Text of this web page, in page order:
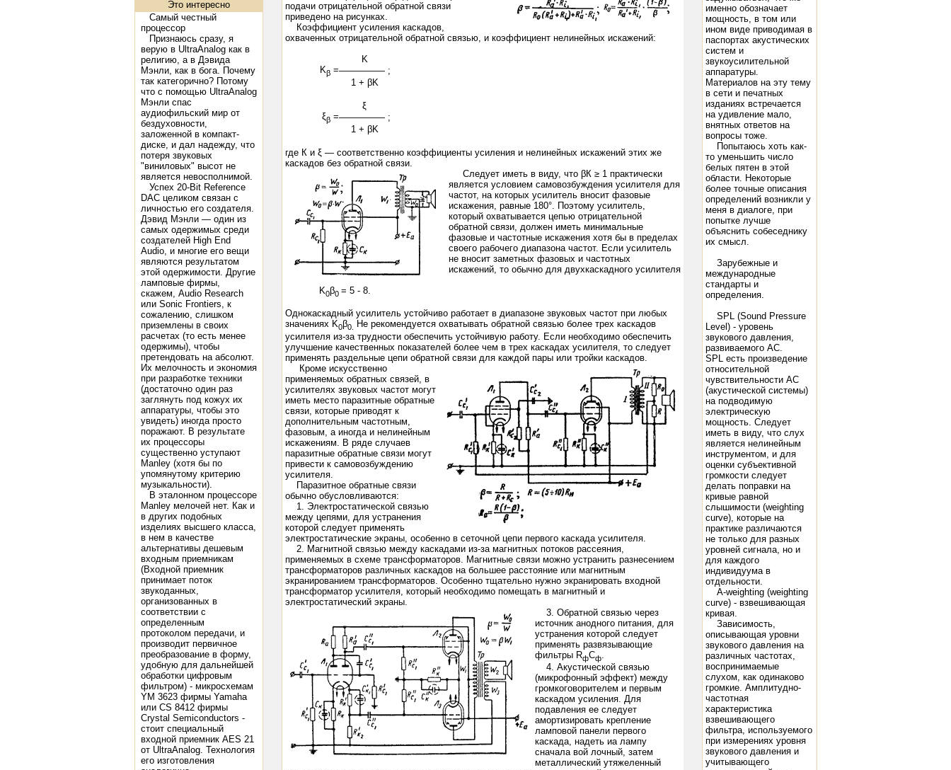
Это интересно
Самый честный
процессор
Признаюсь сразу, я
верую в UltraAnalog как в
религию, а в Дэвида
Мэнли, как в бога. Почему
так категорично? Потому
что с помощью UltraAnalog
Мэнли спас
аудиофильский мир от
бездуховности,
заложенной в компакт-
диске, и дал надежду, что
потеря звуковых
"виниловых" высот не
является невосполнимой.
Успех 20-Bit Reference
DAC целиком связан с
личностью его создателя.
Дэвид Мэнли — один из
самых одержимых среди
создателей High End
Audio, и многие его вещи
являются результатом
этой одержимости. Другие
ламповые фирмы,
скажем, Audio Research
или Sonic Frontiers, к
сожалению, слишком
приземлены в своих
расчетах (то есть менее
одержимы), чтобы
претендовать на абсолют.
Их мелочность и экономия
при разработке техники
(достаточно один раз
заглянуть под кожух их
аппаратуры, чтобы это
увидеть) иногда просто
поражают. В результате
их процессоры
существенно уступают
Manley (хотя бы по
упомянутому критерию
музыкальности).
В эталонном процессоре
Manley мелочей нет. Как и
в других подобных
изделиях высшего класса,
в нем в качестве
альтернативы дешевым
входным приемникам
(Входной приемник
принимает поток
звукоданных,
организованных в
соответствии с
определенным
протоколом передачи, и
производит первичное
преобразование в форму,
удобную для дальнейшей
обработки цифровым
фильтром) - микросхемам
YM 3623 фирмы Yamaha
или CS 8412 фирмы
Crystal Semiconductors -
стоит специальный
входной приемник AES 21
от UltraAnalog. Технология
его изготовления
подачи отрицательной обратной связи
приведено на рисунках.
Коэффициент усиления каскадов,
охваченных отрицательной обратной связью, и коэффициент нелинейных искажений:
K
Kβ=————— ;
1 + βK
ξ
ξβ=————— ;
1 + βK
где К и ξ — соответственно коэффициенты усиления и нелинейных искажений этих же
каскадов без обратной связи.
Следует иметь в виду, что βК ≥ 1 практически
является условием самовозбуждения усилителя для
частот, на которых усилитель вносит фазовые
искажения, равные 180°. Поэтому усилитель,
который охватывается цепью отрицательной
обратной связи, должен иметь минимальные
фазовые и частотные искаженияхотя бы в пределах
своего рабочего диапазона частот. Если усилитель
не вносит заметных фазовых и частотных
искажений, то обычно для двухкаскадного усилителя
K0β0 = 5 - 8.
Однокаскадный усилитель устойчиво работает в диапазоне звуковых частот при любых
значениях K0β0.
Не рекомендуется охватывать обратной связью более трех каскадов
усилителя из-за трудности обеспечить устойчивую работу. Если необходимо обеспечить
улучшение качественных показателей более чем в трех каскадах усилителя, то следует
применять раздельные цепи обратной связи для каждой пары или тройки каскадов.
Кроме искусственно
применяемых обратных связей, в
усилителях звуковых частот могут
иметь место паразитные обратные
связи, которые приводят к
дополнительным частотным,
фазовым, а иногда и нелинейным
искажениям. В ряде случаев
паразитные обратные связи могут
привести к самовозбуждению
усилителя.
Паразитное обратные связи
обычно обусловливаются:
1. Электростатической связью
между цепями, для устранения
которой следует применять
электростатические экраны, особенно в сеточной цепи первого каскада усилителя.
2. Магнитной связью между каскадами из-за магнитных потоков рассеяния,
применяемых в схеме трансформаторов. Магнитные связи можно устранить разнесением
трансформаторов различных каскадов на большее расстояние или магнитным
экранированием трансформаторов. Особенно тщательно нужно экранировать входной
трансформатор усилителя, который необходимо помещать в магнитный и
электростатический экраны.
3. Обратной связью через
источник анодного питания, для
устранения которой следует
применять развязывающие
фильтры RфCф
4. Акустической связью
(микрофонный эффект) между
громкоговорителем и первым
каскадом усиления. Для
подавления ее следует
амортизировать крепление
ламповой панели первого
каскада, надеть иа лампу
сначала вой лочный, затем
металлический утяжеленный
именно обозначает
мощность, в том или
ином виде приводимая в
паспортах акустических
систем и
звукоусилительной
аппаратуры.
Материалов на эту тему
в сети и печатных
изданиях встречается
на удивление мало,
внятных ответов на
вопросы тоже.
Попытаюсь хоть как-
то уменьшить число
белых пятен в этой
области. Некоторые
более точные описания
определений возникли у
меня в диалоге, при
попытке лучше
объяснить собеседнику
их смысл.
Зарубежные и
международные
стандарты и
определения.
SPL (Sound Pressure
Level) - уровень
звукового давления,
развиваемого АС.
SPL есть произведение
относительной
чувствительности АС
(акустической системы)
на подводимую
электрическую
мощность. Следует
иметь в виду, что слух
является нелинейным
инструментом, и для
оценки субъективной
громкости следует
делать поправки на
кривые равной
слышимости (weighting
curve), которые на
практике различаются
не только для разных
уровней сигнала, но и
для каждого
индивидуума в
отдельности.
A-weighting (weighting
curve) - взвешивающая
кривая.
Зависимость,
описывающая уровни
звукового давления на
различных частотах,
воспринимаемые
слухом, как одинаково
громкие. Амплитудно-
частотная
характеристика
взвешивающего
фильтра, используемого
при измерениях уровня
звукового давления и
учитывающего